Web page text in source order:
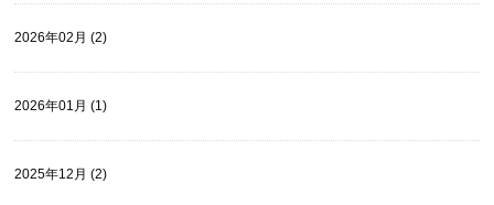
2026年02月 (2)
2026年01月 (1)
2025年12月 (2)